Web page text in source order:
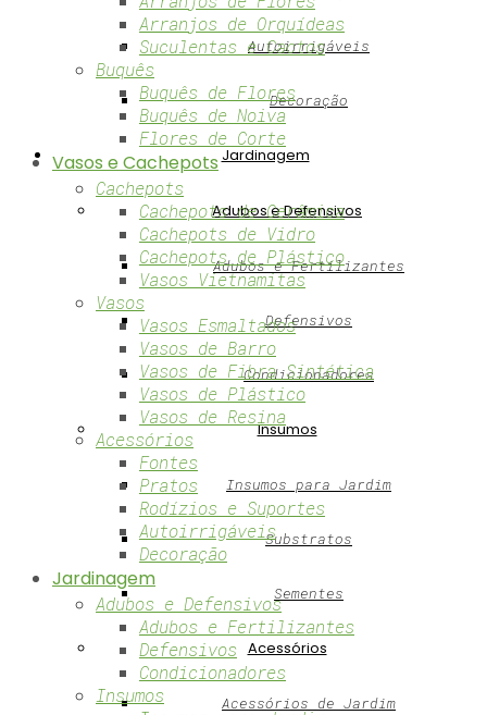
Autoirrigáveis
Decoração
Jardinagem
Adubos e Defensivos
Adubos e Fertilizantes
Defensivos
Condicionadores
Insumos
Insumos para Jardim
Substratos
Sementes
Acessórios
Acessórios de Jardim
Arranjos de Orquídeas
Suculentas e Cactos
Buquês
Buquês de Flores
Buquês de Noiva
Flores de Corte
Vasos e Cachepots
Cachepots
Cachepots de Cerâmica
Cachepots de Vidro
Cachepots de Plástico
Vasos Vietnamitas
Vasos
Vasos Esmaltados
Vasos de Barro
Vasos de Fibra Sintética
Vasos de Plástico
Vasos de Resina
Acessórios
Fontes
Pratos
Rodízios e Suportes
Autoirrigáveis
Decoração
Jardinagem
Adubos e Defensivos
Adubos e Fertilizantes
Defensivos
Condicionadores
Insumos